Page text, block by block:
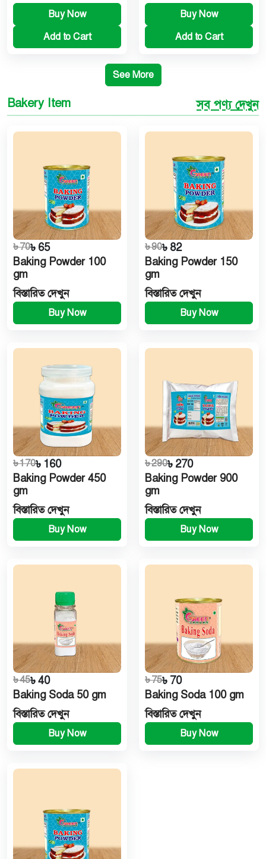
Buy Now
Add to Cart
Buy Now
Add to Cart
See More
Bakery Item সব পণ্য দেখুন
৳ 70৳ 65
Baking Powder 100
gm
বিস্তারিত দেখুন
Buy Now
৳ 90৳ 82
Baking Powder 150
gm
বিস্তারিত দেখুন
Buy Now
৳ 170৳ 160
Baking Powder 450
gm
বিস্তারিত দেখুন
Buy Now
৳ 290৳ 270
Baking Powder 900
gm
বিস্তারিত দেখুন
Buy Now
৳ 45৳ 40
Baking Soda 50 gm
বিস্তারিত দেখুন
Buy Now
৳ 75৳ 70
Baking Soda 100 gm
বিস্তারিত দেখুন
Buy Now